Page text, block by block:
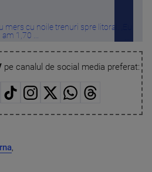
mers cu noile trenuri spre litoral. „Eu
am 1,70 ...
pe canalul de social media preferat:
,